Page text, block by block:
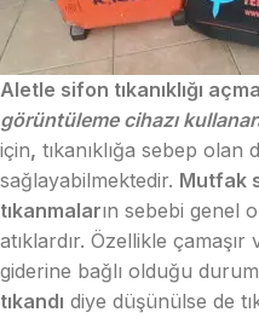
Aletle sifon tıkanıklığı
görüntüleme cihazı
için, tıkanıklığa sebep
sağlayabilmektedir. Mutfak
tıkanmaların sebebi genel
atıklardır. Özellikle
giderine bağlı olduğu
tıkandı diye düşünülse de